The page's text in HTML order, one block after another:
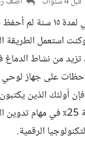
طوال مسيرة تعليمي
استعمل الطريقة
تزيد من نشاط
على جهاز
أولئك الذين
يكونون أسرع بنسبة 25٪ في
الرقمية.